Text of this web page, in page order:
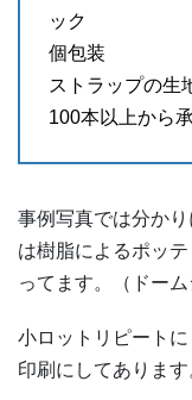
ック
個包装
ストラップの生
100本以上から
事例写真では分か
は樹脂によるポッ
ってます。（ドーム
小ロットリピート
印刷にしてあります